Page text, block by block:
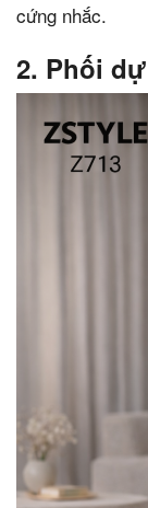
cứng nhắc.
2. Phối